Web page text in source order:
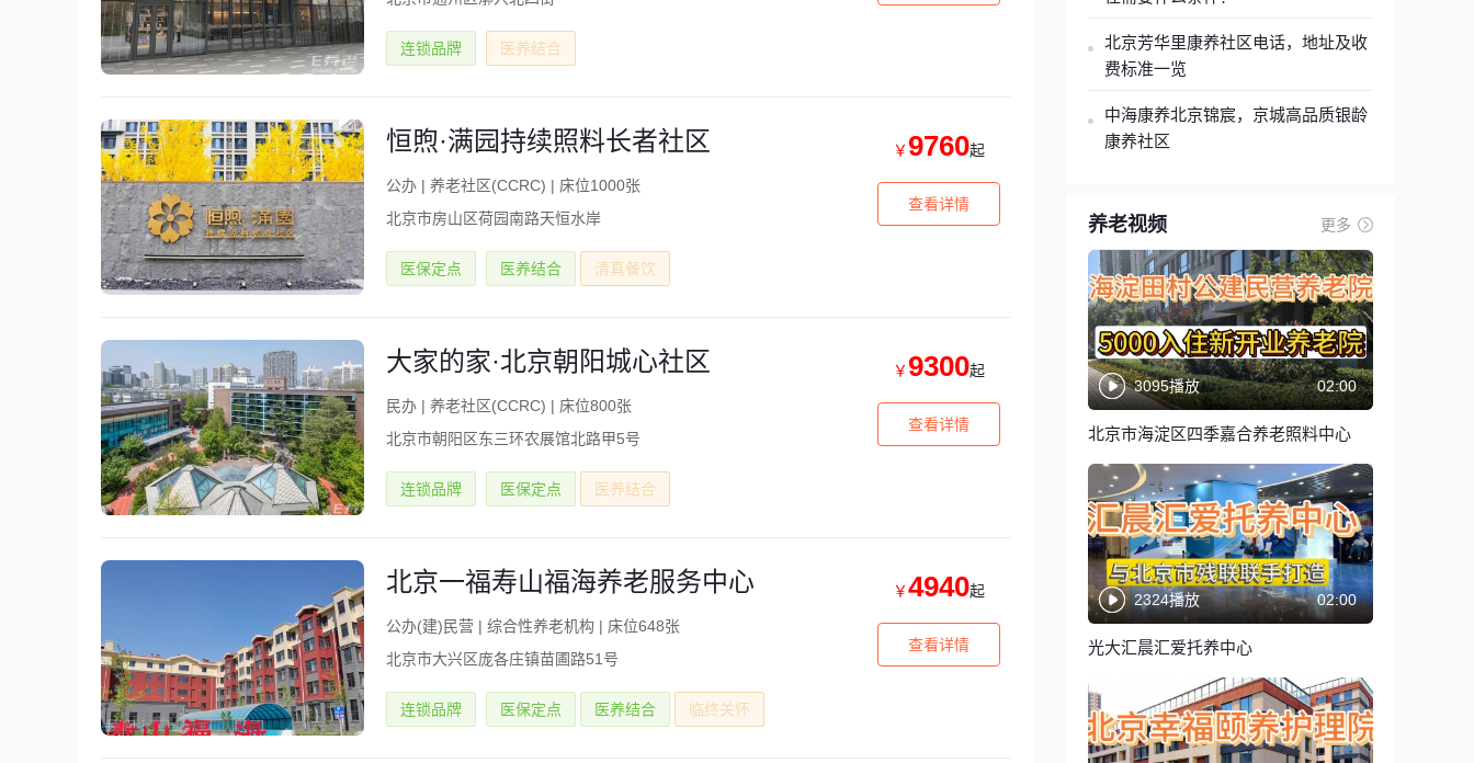
连锁品牌 医养结合
恒煦·满园持续照料长者社区
公办 | 养老社区(CCRC) | 床位1000张
北京市房山区荷园南路天恒水岸
医保定点 医养结合 清真餐饮
￥ 9760起
查看详情
大家的家·北京朝阳城心社区
民办 | 养老社区(CCRC) | 床位800张
北京市朝阳区东三环农展馆北路甲5号
连锁品牌 医保定点 医养结合
￥ 9300起
查看详情
北京一福寿山福海养老服务中心
公办(建)民营 | 综合性养老机构 | 床位648张
北京市大兴区庞各庄镇苗圃路51号
连锁品牌 医保定点 医养结合 临终关怀
￥4940起
查看详情
北京芳华里康养社区电话，地址及收
费标准一览
中海康养北京锦宸，京城高品质银龄
康养社区
养老视频 更多
3095播放 02:00
北京市海淀区四季嘉合养老照料中心
2324播放 02:00
光大汇晨汇爱托养中心